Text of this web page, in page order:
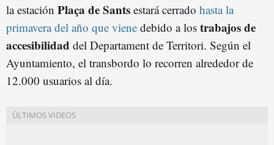
la estación Plaça de Sants estará cerrado hasta la
primavera del año que viene debido a los trabajos de
accesibilidad del Departament de Territori. Según el
Ayuntamiento, el transbordo lo recorren alrededor de
12.000 usuarios al día.